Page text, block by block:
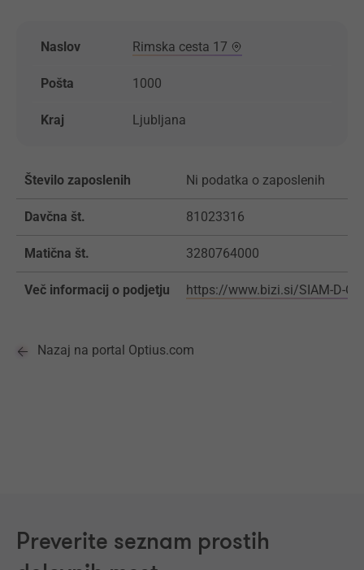
Naslov Rimska cesta 17
Pošta 1000
Kraj Ljubljana
Število zaposlenih Ni podatka o zaposlenih
Davčna št. 81023316
Matična št. 3280764000
Več informacij o podjetju https://www.bizi.si/SIAM-D-O-
Nazaj na portal Optius.com
Preverite seznam prostih